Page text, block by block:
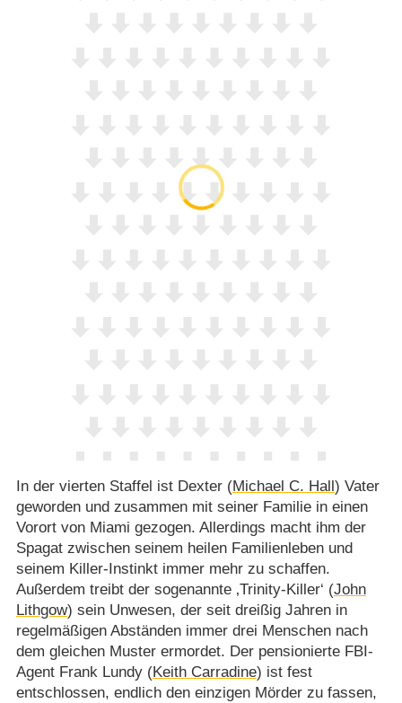
In der vierten Staffel ist Dexter (Michael C. Hall ) Vater
geworden und zusammen mit seiner Familie in einen
Vorort von Miami gezogen. Allerdings macht ihm der
Spagat zwischen seinem heilen Familienleben und
seinem Killer-Instinkt immer mehr zu schaffen.
Außerdem treibt der sogenannte ‚Trinity-Killer‘ (John
Lithgow) sein Unwesen, der seit dreißig Jahren in
regelmäßigen Abständen immer drei Menschen nach
dem gleichen Muster ermordet. Der pensionierte FBI-
Agent Frank Lundy (Keith Carradine) ist fest
entschlossen, endlich den einzigen Mörder zu fassen,